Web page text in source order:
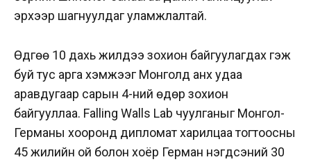
эрхээр шагнуулдаг уламжлалтай.
Өдгөө 10 дахь жилдээ зохион байгуулагдах гэж
буй тус арга хэмжээг Монголд анх удаа
аравдугаар сарын 4-ний өдөр зохион
байгууллаа. Falling Walls Lab чуулганыг Монгол-
Германы хооронд дипломат харилцаа тогтоосны
45 жилийн ой болон хоёр Герман нэгдсэний 30